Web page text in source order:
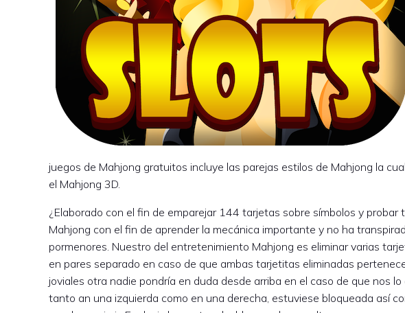
juegos de Mahjong gratuitos incluye las parejas estilos de Mahjong la
el Mahjong 3D.
¿Elaborado con el fin de emparejar 144 tarjetas sobre símbolos y
Mahjong con el fin de aprender la mecánica importante y no ha
pormenores. Nuestro del entretenimiento Mahjong es eliminar varias
en pares separado en caso de que ambas tarjetitas eliminadas
joviales otra nadie pondrí­a en duda desde arriba en el caso de que nos
tanto an una izquierda como en una derecha, estuviese bloqueada así­